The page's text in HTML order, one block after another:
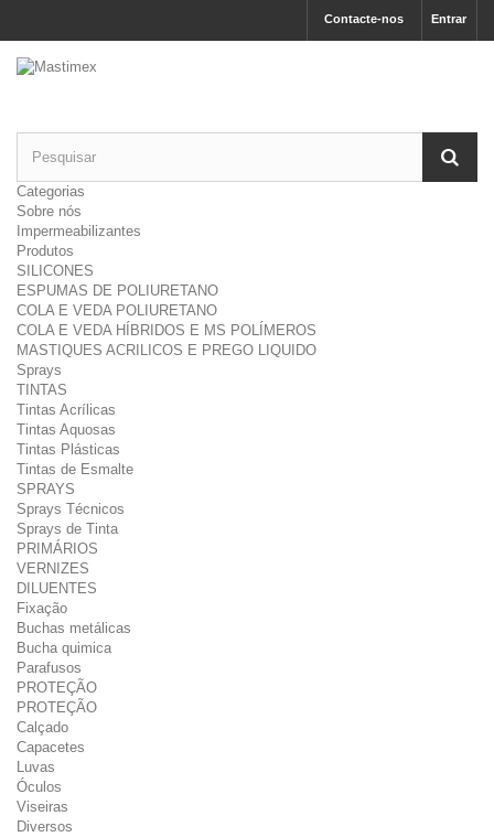
Entrar
Contacte-nos
Categorias
Sobre nós
Impermeabilizantes
Produtos
SILICONES
ESPUMAS DE POLIURETANO
COLA E VEDA POLIURETANO
COLA E VEDA HÍBRIDOS E MS POLÍMEROS
MASTIQUES ACRILICOS E PREGO LIQUIDO
Sprays
TINTAS
Tintas Acrílicas
Tintas Aquosas
Tintas Plásticas
Tintas de Esmalte
SPRAYS
Sprays Técnicos
Sprays de Tinta
PRIMÁRIOS
VERNIZES
DILUENTES
Fixação
Buchas metálicas
Bucha quimica
Parafusos
PROTEÇÃO
PROTEÇÃO
Calçado
Capacetes
Luvas
Óculos
Viseiras
Diversos